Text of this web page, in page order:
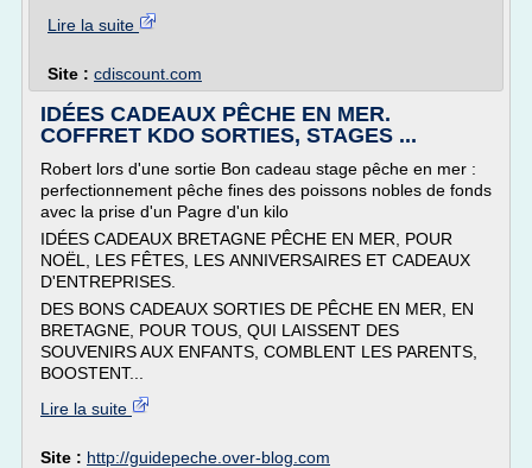
Lire la suite
Site : cdiscount.com
IDÉES CADEAUX PÊCHE EN MER.
COFFRET KDO SORTIES, STAGES ...
Robert lors d'une sortie Bon cadeau stage pêche en mer :
perfectionnement pêche fines des poissons nobles de fonds
avec la prise d'un Pagre d'un kilo
IDÉES CADEAUX BRETAGNE PÊCHE EN MER, POUR
NOËL, LES FÊTES, LES ANNIVERSAIRES ET CADEAUX
D'ENTREPRISES.
DES BONS CADEAUX SORTIES DE PÊCHE EN MER, EN
BRETAGNE, POUR TOUS, QUI LAISSENT DES
SOUVENIRS AUX ENFANTS, COMBLENT LES PARENTS,
BOOSTENT...
Lire la suite
Site : http://guidepeche.over-blog.com